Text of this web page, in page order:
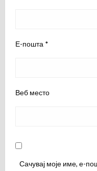
Е-пошта *
Веб место
Сачувај моје име, е-